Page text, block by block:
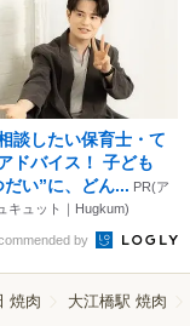
談したい保育士・て
ドバイス！ 子ども
だい”に、どん... PR(ア
キュット｜Hugkum)
by
焼肉 大江橋駅 焼肉